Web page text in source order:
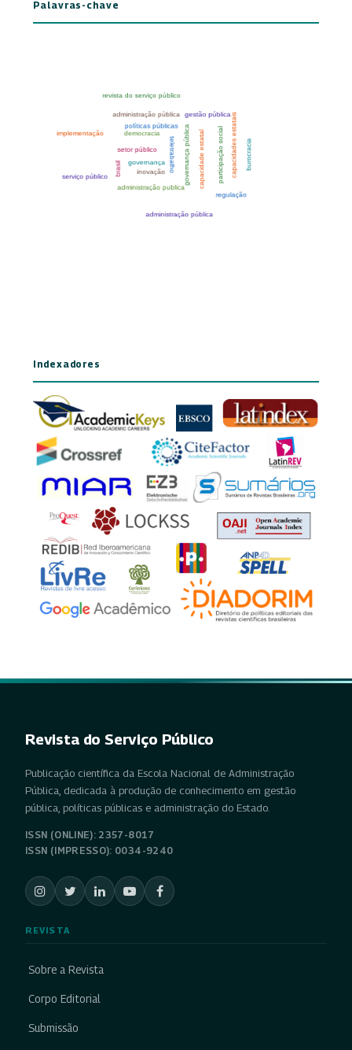
Palavras-chave
Indexadores
Revista do Serviço Público
Publicação científica da Escola Nacional de Administração
Pública, dedicada à produção de conhecimento em gestão
pública, políticas públicas e administração do Estado.
ISSN (ONLINE): 2357-8017
ISSN (IMPRESSO): 0034-9240
REVISTA
Sobre a Revista
Corpo Editorial
Submissão